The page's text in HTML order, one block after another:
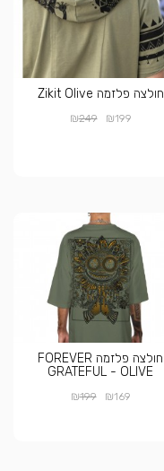
חולצה פלזמה Zikit Olive
₪199
₪249
חולצה פלזמה FOREVER
GRATEFUL - OLIVE
₪169
₪199